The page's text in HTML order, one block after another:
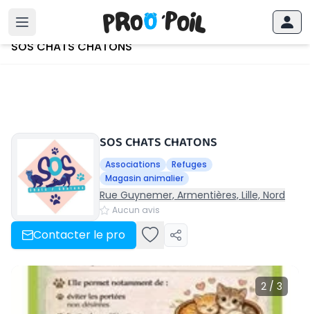
Accueil SOS CHATS CHATONS
SOS CHATS CHATONS
SOS CHATS CHATONS
Associations
Refuges
Magasin animalier
Rue Guynemer, Armentières, Lille, Nord
Aucun avis
Contacter le pro
2 / 3